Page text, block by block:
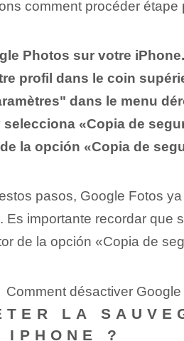
comment procéder étape
Photos sur votre iPhone.
profil dans le coin
dans le menu
selecciona «Copia de
la opción «Copia de
pasos, Google Fotos
Es importante recordar
de la opción «Copia de
désactiver Google
LA
IPHONE ?